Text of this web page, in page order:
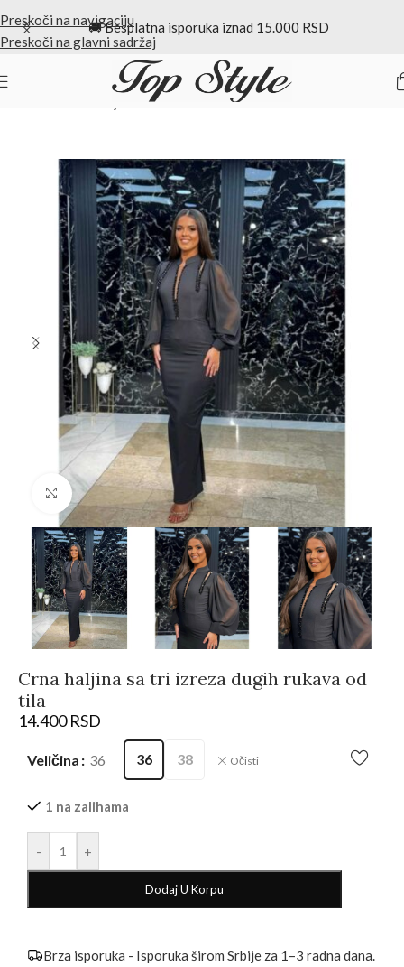
Preskoči na navigaciju
Preskoči na glavni sadržaj
🚚 Besplatna isporuka iznad 15.000 RSD
Kliknite da biste uvećali
Crna haljina sa tri izreza dugih rukava od
tila
14.400RSD
Veličina 36 36 38 Očisti
1 na zalihama
- +
Dodaj U Korpu
Brza isporuka - Isporuka širom Srbije za 1–3 radna dana.